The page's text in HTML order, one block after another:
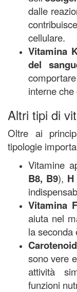
dalle
cellulare.
Vitamina
del
interne che
Altri tipi di
Oltre ai
tipologie
Vitamine
B8, B9), H
Vitamina F
aiuta nel
la seconda
sono vere
attività
funzioni